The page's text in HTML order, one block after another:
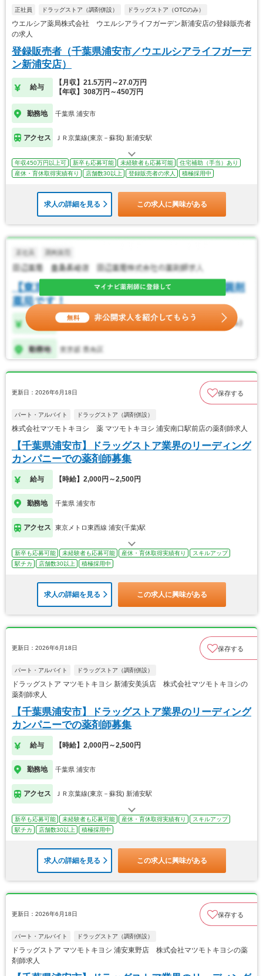
正社員 ドラッグストア（調剤併設） ドラッグストア（OTCのみ）
ウエルシア薬局株式会社 ウエルシアライフガーデン新浦安店の登録販売者
の求人
登録販売者（千葉県浦安市／ウエルシアライフガーデ
ン新浦安店）
給与
【月収】21.5万円～27.0万円
【年収】308万円～450万円
勤務地 千葉県 浦安市
アクセス ＪＲ京葉線(東京－蘇我) 新浦安駅
年収450万円以上可 新卒も応募可能 未経験者も応募可能
住宅補助（手当）あり
産休・育休取得実績有り
店舗数30以上 登録販売者の求人 積極採用中
求人の詳細を見る この求人に興味がある
更新日：2026年6月18日 保存する
パート・アルバイト ドラッグストア（調剤併設）
株式会社マツモトキヨシ 薬 マツモトキヨシ 浦安南口駅前店の薬剤師求人
【千葉県浦安市】ドラッグストア業界のリーディング
カンパニーでの薬剤師募集
給与 【時給】2,000円～2,500円
勤務地 千葉県 浦安市
アクセス 東京メトロ東西線 浦安(千葉)駅
新卒も応募可能 未経験者も応募可能 産休・育休取得実績有り
スキルアップ
駅チカ
店舗数30以上 積極採用中
求人の詳細を見る この求人に興味がある
更新日：2026年6月18日 保存する
パート・アルバイト ドラッグストア（調剤併設）
ドラッグストア マツモトキヨシ 新浦安美浜店 株式会社マツモトキヨシの
薬剤師求人
【千葉県浦安市】ドラッグストア業界のリーディング
カンパニーでの薬剤師募集
給与 【時給】2,000円～2,500円
勤務地 千葉県 浦安市
アクセス ＪＲ京葉線(東京－蘇我) 新浦安駅
新卒も応募可能 未経験者も応募可能 産休・育休取得実績有り
スキルアップ
駅チカ
店舗数30以上 積極採用中
求人の詳細を見る この求人に興味がある
更新日：2026年6月18日 保存する
パート・アルバイト ドラッグストア（調剤併設）
ドラッグストア マツモトキヨシ 浦安東野店 株式会社マツモトキヨシの薬
剤師求人